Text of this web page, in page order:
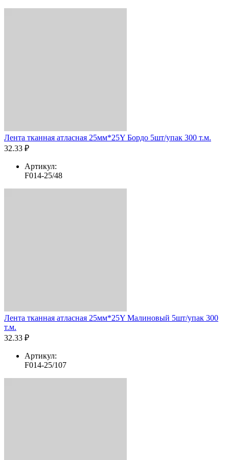
Лента тканная атласная 25мм*25Y Бордо 5шт/упак 300 т.м.
32.33 ₽
Артикул:
F014-25/48
Лента тканная атласная 25мм*25Y Малиновый 5шт/упак 300
т.м.
32.33 ₽
Артикул:
F014-25/107